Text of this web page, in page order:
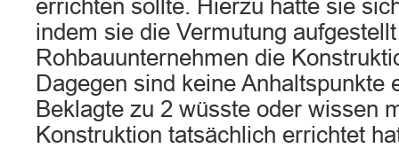
errichten sollte. Hierzu hatte sie
indem sie die Vermutung
Rohbauunternehmen die
Dagegen sind keine Anhaltspunkte
Beklagte zu 2 wüsste oder wissen
Konstruktion tatsächlich errichtet